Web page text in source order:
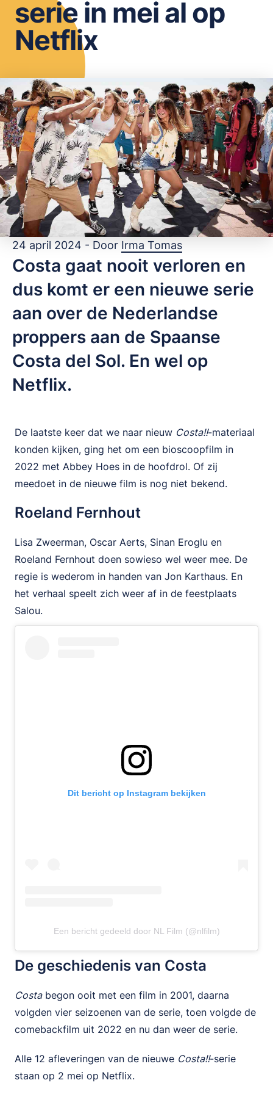
OPSLAAN
serie in mei al op
Netflix
24 april 2024 - Door Irma Tomas
Costa gaat nooit verloren en
dus komt er een nieuwe serie
aan over de Nederlandse
proppers aan de Spaanse
Costa del Sol. En wel op
Netflix.
De laatste keer dat we naar nieuw Costa!!-materiaal
konden kijken, ging het om een bioscoopfilm in
2022 met Abbey Hoes in de hoofdrol. Of zij
meedoet in de nieuwe film is nog niet bekend.
Roeland Fernhout
Lisa Zweerman, Oscar Aerts, Sinan Eroglu en
Roeland Fernhout doen sowieso wel weer mee. De
regie is wederom in handen van Jon Karthaus. En
het verhaal speelt zich weer af in de feestplaats
Salou.
Dit bericht op Instagram bekijken
Een bericht gedeeld door NL Film (@nlfilm)
De geschiedenis van Costa
Costabegon ooit met een film in 2001, daarna
volgden vier seizoenen van de serie, toen volgde de
comebackfilm uit 2022 en nu dan weer de serie.
Alle 12 afleveringen van de nieuwe Costa!!-serie
staan op 2 mei op Netflix.